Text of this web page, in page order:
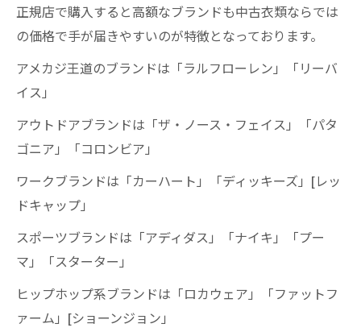
正規店で購入すると高額なブランドも中古衣類ならでは
の価格で手が届きやすいのが特徴となっております。
アメカジ王道のブランドは「ラルフローレン」「リーバ
イス」
アウトドアブランドは「ザ・ノース・フェイス」「パタ
ゴニア」「コロンビア」
ワークブランドは「カーハート」「ディッキーズ」[レッ
ドキャップ」
スポーツブランドは「アディダス」「ナイキ」「プー
マ」「スターター」
ヒップホップ系ブランドは「ロカウェア」「ファットフ
ァーム」[ショーンジョン」